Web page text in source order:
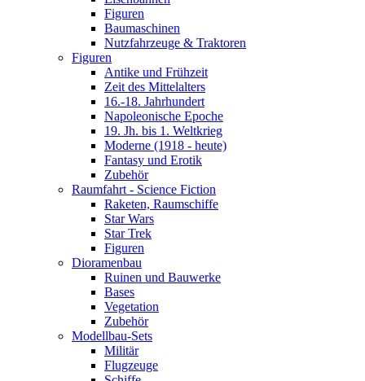
Figuren
Baumaschinen
Nutzfahrzeuge & Traktoren
Figuren
Antike und Frühzeit
Zeit des Mittelalters
16.-18. Jahrhundert
Napoleonische Epoche
19. Jh. bis 1. Weltkrieg
Moderne (1918 - heute)
Fantasy und Erotik
Zubehör
Raumfahrt - Science Fiction
Raketen, Raumschiffe
Star Wars
Star Trek
Figuren
Dioramenbau
Ruinen und Bauwerke
Bases
Vegetation
Zubehör
Modellbau-Sets
Militär
Flugzeuge